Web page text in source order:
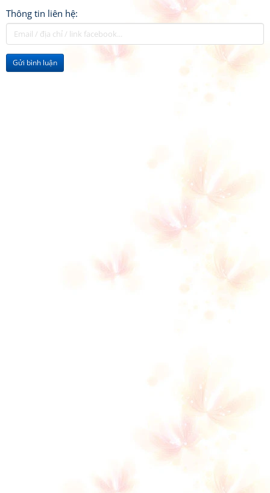
Thông tin liên hệ:
Gửi bình luận